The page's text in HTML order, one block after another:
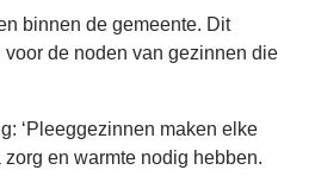
binnen de gemeente. Dit
de noden van gezinnen die
‘Pleeggezinnen maken elke
en warmte nodig hebben.